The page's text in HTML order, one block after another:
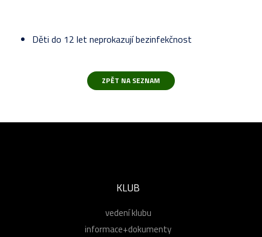
Děti do 12 let neprokazují bezinfekčnost
KLUB
vedení klubu
informace+dokumenty